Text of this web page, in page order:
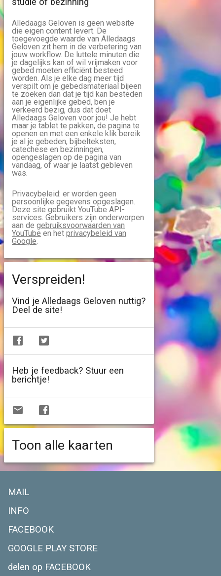
Alledaags Geloven is geen website
die eigen content levert. De
toegevoegde waarde van Alledaags
Geloven zit hem in de verbetering van
jouw workflow. De luttele minuten die
je dagelijks kan of wil vrijmaken voor
gebed moeten efficiënt besteed
worden. Als je elke dag meer tijd
verspilt om je gebedsmateriaal bijeen
te zoeken dan dat je tijd kan besteden
aan je eigenlijke gebed, ben je
verkeerd bezig, dus dat doet
Alledaags Geloven voor jou! Je hebt
maar je tablet te pakken, de pagina te
openen en met een enkele klik bereik
je al je gebeden, bijbelteksten,
catechese en bezinningen,
opengeslagen op de pagina van
vandaag, of waar je laatst gebleven
was.
Privacybeleid: er worden geen
persoonlijke gegevens opgeslagen.
Deze site gebruikt YouTube API-
services. Gebruikers zijn onderworpen
aan de gebruiksvoorwaarden van
YouTube en het privacybeleid van
Google.
Verspreiden!
Vind je Alledaags Geloven nuttig?
Deel de site!
Heb je feedback? Stuur een
berichtje!
Toon alle kaarten
MAIL
INFO
FACEBOOK
GOOGLE PLAY STORE
delen op FACEBOOK